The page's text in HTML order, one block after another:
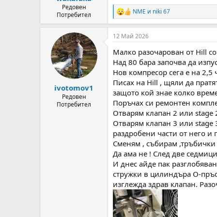
Редовен
Потребител
R
e
a
c
i
o
n
s
:
NME и niki 67
ivotomov1
Редовен
Потребител
12 Май 2026
Малко разочарован от Hill
Над 80 бара започва да
Нов компресор сега е на
Писах на Hill , щяли да
защото кой знае колко
Поръчах си ремонтен
Отварям клапан 2 или stage
Отварям клапан 3 или stage
раздробени части от него и
Сменям , събирам
Да ама не ! След две
И днес айде пак
стружки в цилиндъра О-
изглежда здрав клапан.